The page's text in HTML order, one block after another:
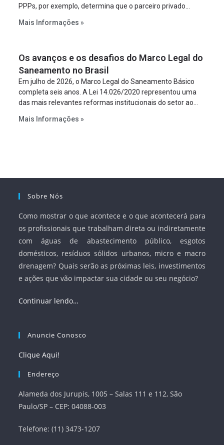
PPPs, por exemplo, determina que o parceiro privado
empreendimento. Ou seja, a suposta “fraude à licitação” é
projeto a projeto.
Mais Informações »
Os avanços e os desafios do Marco Legal do
Saneamento no Brasil
Em julho de 2026, o Marco Legal do Saneamento Básico
completa seis anos. A Lei 14.026/2020 representou uma
das mais relevantes reformas institucionais do setor ao
serviços, ampliar a participação da iniciativa privada,
Mais Informações »
Sobre Nós
Como mostrar o que acontece e o que acontecerá para
os profissionais que trabalham direta ou indiretamente
com águas de abastecimento público, esgotos
domésticos, resíduos sólidos urbanos, micro e macro
drenagem? Quais serão as próximas leis, investimentos
e ações que vão impactar sua cidade ou seu negócio?
Continuar lendo…
Anuncie Conosco
Clique Aqui!
Endereço
Alameda dos Jurupis, 1005 – Salas 111 e 112, São
Paulo/SP – CEP: 04088-003
Telefone: (11) 3473-1207